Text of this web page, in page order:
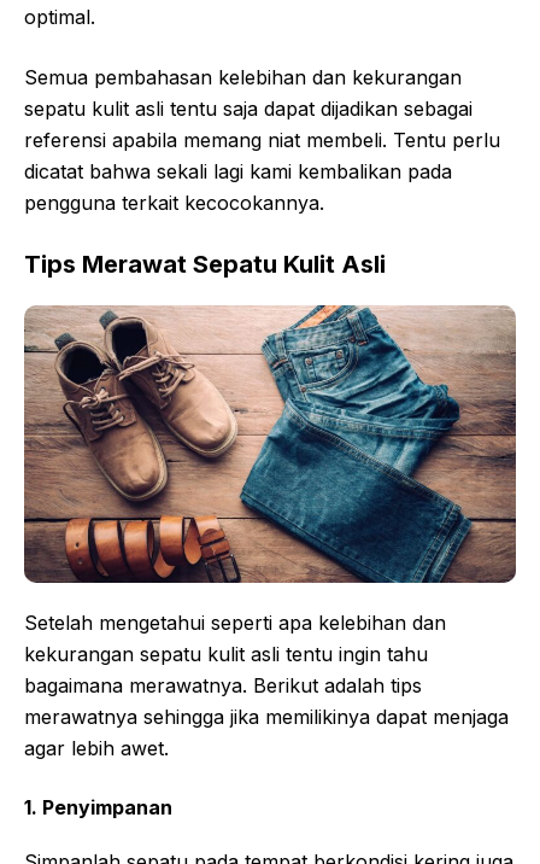
optimal.
Semua pembahasan kelebihan dan kekurangan
sepatu kulit asli tentu saja dapat dijadikan sebagai
referensi apabila memang niat membeli. Tentu perlu
dicatat bahwa sekali lagi kami kembalikan pada
pengguna terkait kecocokannya.
Tips Merawat Sepatu Kulit Asli
Setelah mengetahui seperti apa kelebihan dan
kekurangan sepatu kulit asli tentu ingin tahu
bagaimana merawatnya. Berikut adalah tips
merawatnya sehingga jika memilikinya dapat menjaga
agar lebih awet.
1. Penyimpanan